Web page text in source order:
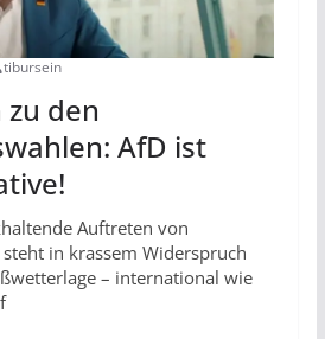
tibursein
zu den
AfD ist
Auftreten von
in krassem Widerspruch
– international wie